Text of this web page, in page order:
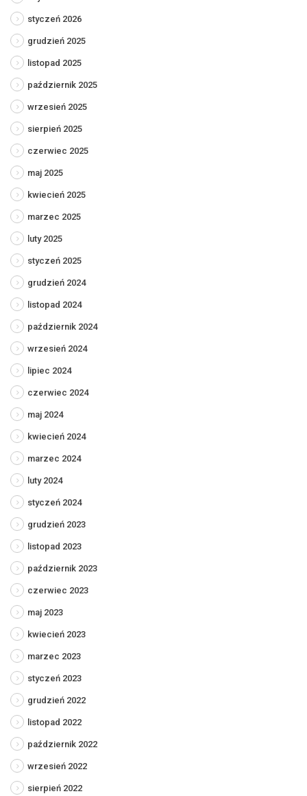
styczeń 2026
grudzień 2025
listopad 2025
październik 2025
wrzesień 2025
sierpień 2025
czerwiec 2025
maj 2025
kwiecień 2025
marzec 2025
luty 2025
styczeń 2025
grudzień 2024
listopad 2024
październik 2024
wrzesień 2024
lipiec 2024
czerwiec 2024
maj 2024
kwiecień 2024
marzec 2024
luty 2024
styczeń 2024
grudzień 2023
listopad 2023
październik 2023
czerwiec 2023
maj 2023
kwiecień 2023
marzec 2023
styczeń 2023
grudzień 2022
listopad 2022
październik 2022
wrzesień 2022
sierpień 2022